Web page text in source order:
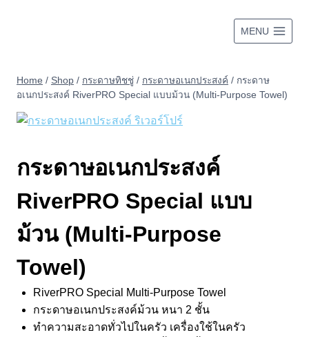
MENU
Home / Shop / กระดาษทิชชู่ / กระดาษอเนกประสงค์ / กระดาษ
อเนกประสงค์ RiverPRO Special แบบม้วน (Multi-Purpose Towel)
กระดาษอเนกประสงค์
RiverPRO Special แบบ
ม้วน (Multi-Purpose
Towel)
RiverPRO Special Multi-Purpose Towel
กระดาษอเนกประสงค์ม้วน หนา 2 ชั้น
ทำความสะอาดทั่วไปในครัว เครื่องใช้ในครัว